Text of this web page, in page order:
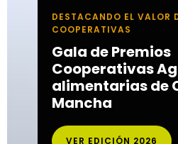
DESTACANDO EL VALOR
COOPERATIVAS
Gala de Premios
Cooperativas
alimentarias de
Mancha
VER EDICIÓN 2026